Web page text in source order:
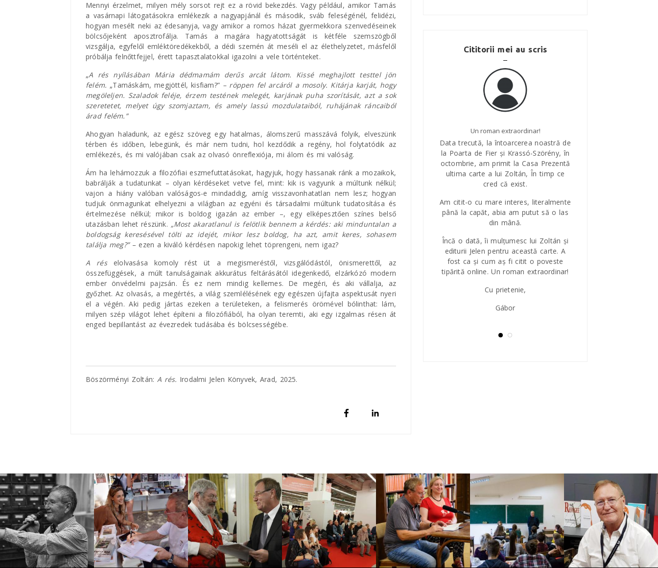
Mennyi érzelmet, milyen mély sorsot rejt ez a rövid bekezdés. Vagy például, amikor Tamás
a vasárnapi látogatásokra emlékezik a nagyapjánál és második, sváb feleségénél, felidézi,
hogyan mesélt neki az édesanyja, vagy amikor a romos házat gyermekkora szenvedéseinek
bölcsőjeként aposztrofálja. Tamás a magára hagyatottságát is kétféle szemszögből
vizsgálja, egyfelől emléktöredékekből, a dédi szemén át meséli el az élethelyzetet, másfelől
próbálja felnőttfejjel, érett tapasztalatokkal igazolni a vele történteket.
„A rés nyílásában Mária dédmamám derűs arcát látom. Kissé meghajlott testtel jön
felém. „Tamáskám, megjöttél, kisfiam?” – röppen fel arcáról a mosoly. Kitárja karját, hogy
megöleljen. Szaladok feléje, érzem testének melegét, karjának puha szorítását, azt a sok
szeretetet, melyet úgy szomjaztam, és amely lassú mozdulataiból, ruhájának ráncaiból
árad felém.”
Ahogyan haladunk, az egész szöveg egy hatalmas, álomszerű masszává folyik, elveszünk
térben és időben, lebegünk, és már nem tudni, hol kezdődik a regény, hol folytatódik az
emlékezés, és mi valójában csak az olvasó önreflexiója, mi álom és mi valóság.
Ám ha lehámozzuk a filozófiai eszmefuttatásokat, hagyjuk, hogy hassanak ránk a mozaikok,
babrálják a tudatunkat – olyan kérdéseket vetve fel, mint: kik is vagyunk a múltunk nélkül;
vajon a hiány valóban valóságos-e mindaddig, amíg visszavonhatatlan nem lesz; hogyan
tudjuk önmagunkat elhelyezni a világban az egyéni és társadalmi múltunk tudatosítása és
értelmezése nélkül; mikor is boldog igazán az ember –, egy elképesztően színes belső
utazásban lehet részünk. „Most akaratlanul is felötlik bennem a kérdés: aki minduntalan a
boldogság keresésével tölti az idejét, mikor lesz boldog, ha azt, amit keres, sohasem
találja meg?”– ezen a kiváló kérdésen napokig lehet töprengeni, nem igaz?
A réselolvasása komoly rést üt a megismeréstől, vizsgálódástól, önismerettől, az
összefüggések, a múlt tanulságainak akkurátus feltárásától idegenkedő, elzárkózó modern
ember önvédelmi pajzsán. És ez nem mindig kellemes. De megéri, és aki vállalja, az
győzhet. Az olvasás, a megértés, a világ szemlélésének egy egészen újfajta aspektusát nyeri
el a végén. Aki pedig jártas ezeken a területeken, a felismerés örömével bólinthat: lám,
milyen szép világot lehet építeni a filozófiából, ha olyan teremti, aki egy izgalmas résen át
enged bepillantást az évezredek tudásába és bölcsességébe.
Böszörményi Zoltán: A rés. Irodalmi Jelen Könyvek, Arad, 2025.
Cititorii mei au scris
Despre Regal
Mária Bátorligeti
Un roman bun oferă posibilități infinite
de interpretare/lectură.Regal
astfel de roman. Unul dintre citatele lui
Kinga Lázár este deosebit de sugestiv.
"Cum m-aș comporta în locul lor?".
Întrebarea este pusă de Tamás,
personajul principal. Da, merită să
abordăm personajele din acest punct
de vedere și să ne punem întrebarea:
Un roman extraordinar!
Data trecută, la întoarcerea noastră de
la Poarta de Fier și Krassó-Szörény, în
octombrie, am primit la Casa Prezentă
ultima carte a lui Zoltán, În timp ce
cred că exist.
Am citit-o cu mare interes, literalmente
până la capăt, abia am putut să o las
din mână.
Încă o dată, îi mulțumesc lui Zoltán și
editurii Jelen pentru această carte. A
fost ca și cum aș fi citit o poveste
tipărită online. Un roman extraordinar!
Cu prietenie,
Gábor